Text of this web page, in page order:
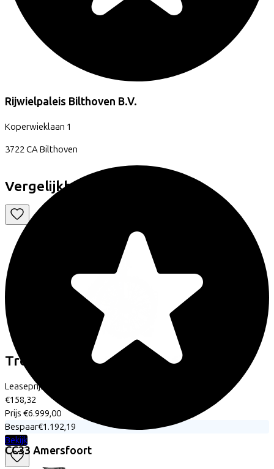
Rijwielpaleis Bilthoven B.V.
Koperwieklaan 1
3722 CABilthoven
CC33 Amersfoort
Vergelijkbare fietsen
Trek Domane+ SLR 6 (2026)
Leaseprijs p/m vanaf
€158,32
Prijs €6.999,00
Bespaar€1.192,19
Bekijk